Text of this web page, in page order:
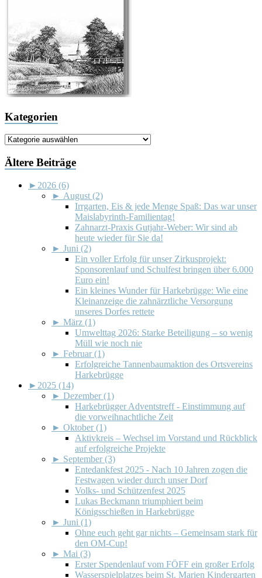
Kategorien
Kategorien
Ältere Beiträge
► 2026 (6)
► August (2)
Irrgarten, Eis & jede Menge Spaß: Das war unser
Maislabyrinth-Familientag!
Zahnarzt-Praxis Gutjahr-Weber: Wir sind ab
heute wieder für Sie da!
► Juni (2)
Ein voller Erfolg für unser Zirkusprojekt:
Sponsorenlauf und Schulfest bringen über 6.000
Euro ein!
Ein kleines Wunder für Harkebrügge: Wie eine
Kleinanzeige die zahnärztliche Versorgung
unseres Dorfes rettete
► März (1)
Umwelttag 2026: Starke Beteiligung – so wenig
Müll wie noch nie
► Februar (1)
Erfolgreiche Tannenbaumaktion des Ortsvereins
Harkebrügge
► 2025 (14)
► Dezember (1)
Harkebrügger Adventstreff - Einstimmung auf
die vorweihnachtliche Zeit
► Oktober (1)
Aktivkreis – Wechsel im Vorstand und Rückblick
auf erfolgreiche Projekte
► September (3)
Entedankfest 2025 - Nach 10 Jahren zogen die
Festwagen wieder durch unser Dorf
Volks- und Schützenfest 2025
Lukas Beckmann triumphiert beim
Königsschießen in Harkebrügge
► Juni (1)
Ohne euch geht gar nichts – Gemeinsam stark für
den OM-Cup!
► Mai (3)
Erster Spendenlauf vom FÖFF ein großer Erfolg
Wasserspielplatzes beim St. Marien Kindergarten